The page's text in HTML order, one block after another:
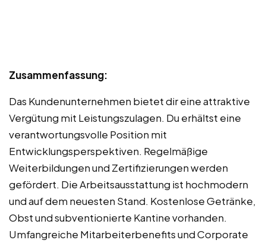
Zusammenfassung:
Das Kundenunternehmen bietet dir eine attraktive
Vergütung mit Leistungszulagen. Du erhältst eine
verantwortungsvolle Position mit
Entwicklungsperspektiven. Regelmäßige
Weiterbildungen und Zertifizierungen werden
gefördert. Die Arbeitsausstattung ist hochmodern
und auf dem neuesten Stand. Kostenlose Getränke,
Obst und subventionierte Kantine vorhanden.
Umfangreiche Mitarbeiterbenefits und Corporate